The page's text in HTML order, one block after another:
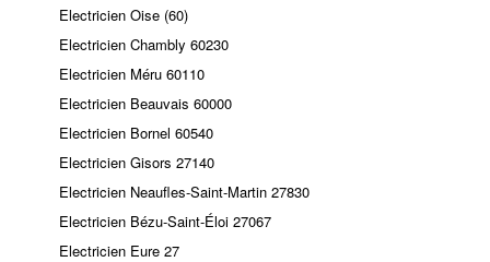
Electricien Oise (60)
Electricien Chambly 60230
Electricien Méru 60110
Electricien Beauvais 60000
Electricien Bornel 60540
Electricien Gisors 27140
Electricien Neaufles-Saint-Martin 27830
Electricien Bézu-Saint-Éloi 27067
Electricien Eure 27